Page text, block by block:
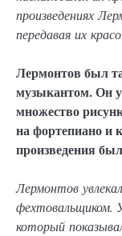
произведениях
передавая их
Лермонтов был
музыкантом. Он
множество
на фортепиано и
произведения
Лермонтов
фехтовальщиком.
который